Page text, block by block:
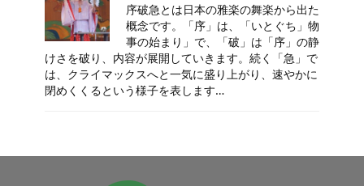
序破急とは日本の雅楽の舞楽から出た
概念です。「序」は、「いとぐち」物
事の始まり」で、「破」は「序」の静
けさを破り、内容が展開していきます。続く「急」で
は、クライマックスへと一気に盛り上がり、速やかに
閉めくくるという様子を表します…